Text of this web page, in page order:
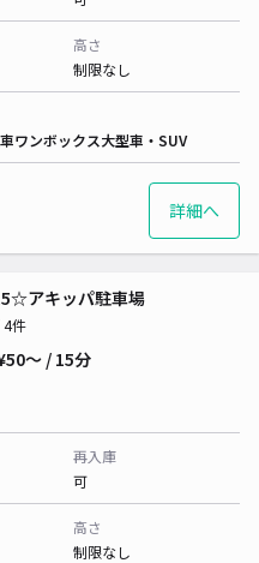
高さ
制限なし
ワンボックス大型車・SUV
詳細へ
アキッパ駐車場
4件
〜 / 15分
再入庫
可
高さ
制限なし